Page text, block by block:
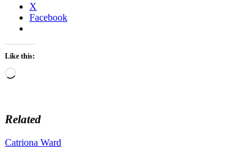
X
Facebook
Like this:
Loading…
Related
Catriona Ward